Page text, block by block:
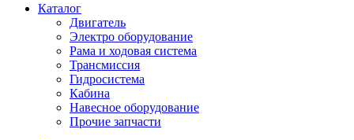
Каталог
Двигатель
Электро оборудование
Рама и ходовая система
Трансмиссия
Гидросистема
Кабина
Навесное оборудование
Прочие запчасти